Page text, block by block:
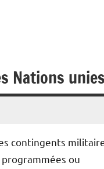
Nations unies
contingents
ou